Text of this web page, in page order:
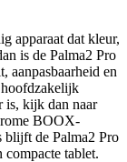
apparaat dat kleur,
is de Palma2 Pro
aanpasbaarheid en
is, kijk dan naar
BOOX-
blijft de Palma2 Pro
compacte tablet.